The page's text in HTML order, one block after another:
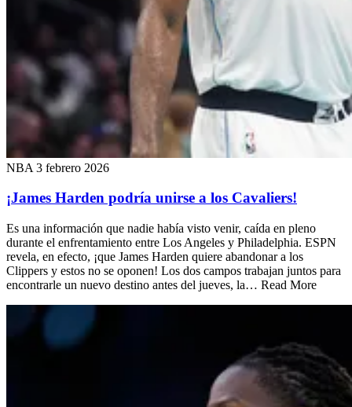
NBA 3 febrero 2026
¡James Harden podría unirse a los Cavaliers!
Es una información que nadie había visto venir, caída en pleno
durante el enfrentamiento entre Los Angeles y Philadelphia. ESPN
revela, en efecto, ¡que James Harden quiere abandonar a los
Clippers y estos no se oponen! Los dos campos trabajan juntos para
encontrarle un nuevo destino antes del jueves, la… Read More